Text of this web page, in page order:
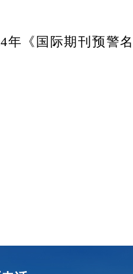
年《国际期刊预警名
技术
年